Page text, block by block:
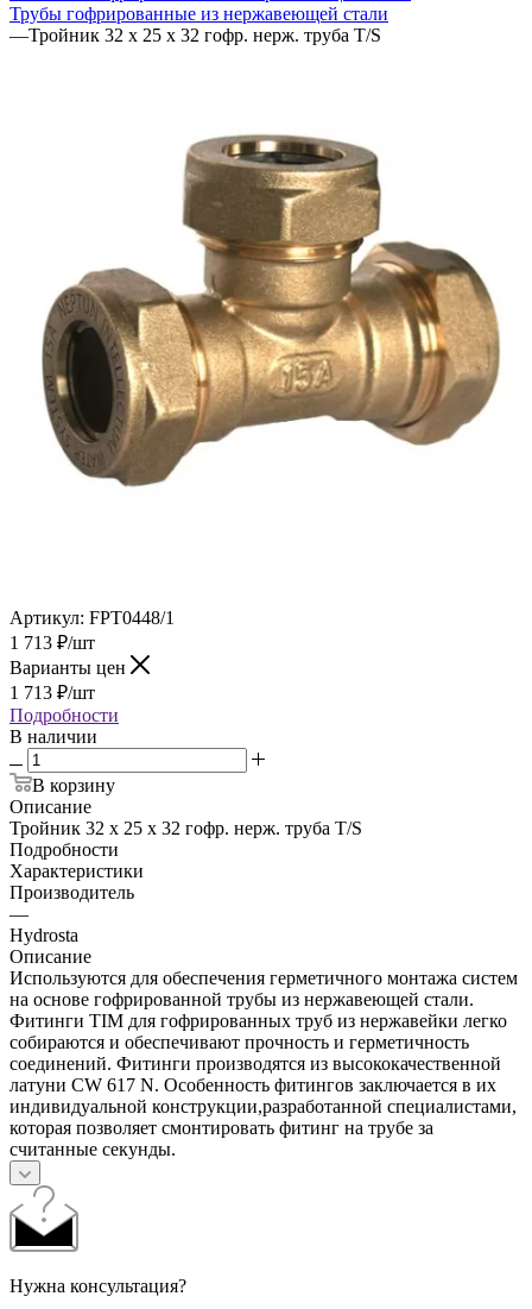
Трубы гофрированные из нержавеющей стали
—Тройник 32 х 25 х 32 гофр. нерж. труба T/S
Артикул: FPT0448/1
1 713 ₽/шт
Варианты цен
1 713 ₽/шт
Подробности
В наличии
В корзину
Описание
Тройник 32 х 25 х 32 гофр. нерж. труба T/S
Подробности
Характеристики
Производитель
—
Hydrosta
Описание
Используются для обеспечения герметичного монтажа систем
на основе гофрированной трубы из нержавеющей стали.
Фитинги TIM для гофрированных труб из нержавейки легко
собираются и обеспечивают прочность и герметичность
соединений. Фитинги производятся из высококачественной
латуни CW 617 N. Особенность фитингов заключается в их
индивидуальной конструкции,разработанной специалистами,
которая позволяет смонтировать фитинг на трубе за
считанные секунды.
Нужна консультация?